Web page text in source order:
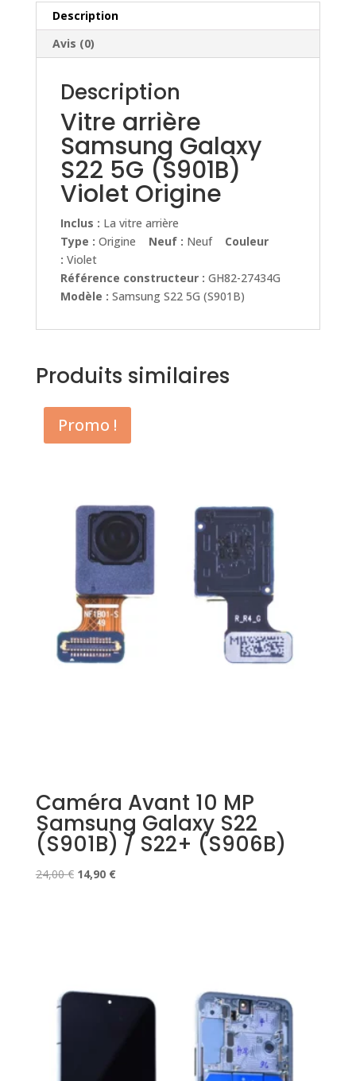
Violet
Origine
Description
Avis (0)
Description
Vitre arrière
Samsung Galaxy
S22 5G (S901B)
Violet Origine
Inclus : La vitre arrière
Type : Origine Neuf : Neuf Couleur
: Violet
Référence constructeur : GH82-27434G
Modèle : Samsung S22 5G (S901B)
Produits similaires
Promo !
Caméra Avant 10 MP
Samsung Galaxy S22
(S901B) / S22+ (S906B)
24,00€ Le
14,90 €Le